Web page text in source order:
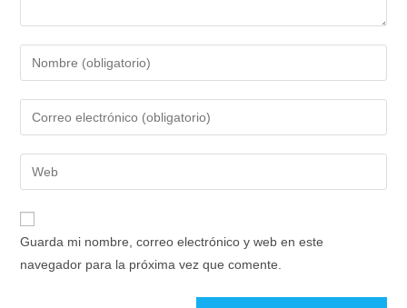
Guarda mi nombre, correo electrónico y web en este
navegador para la próxima vez que comente.